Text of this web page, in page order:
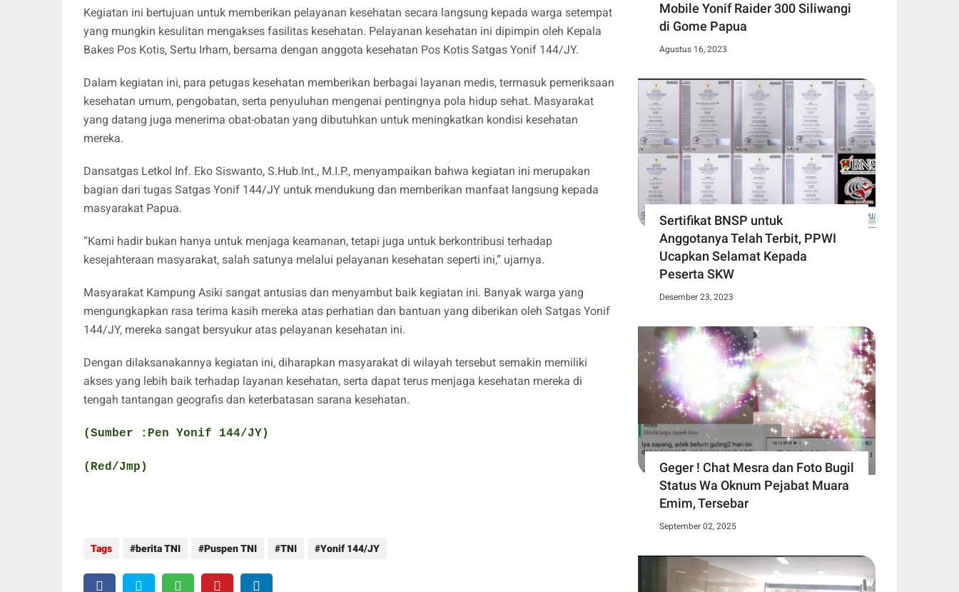
Kegiatan ini bertujuan untuk memberikan pelayanan kesehatan secara langsung kepada warga setempat
yang mungkin kesulitan mengakses fasilitas kesehatan. Pelayanan kesehatan ini dipimpin oleh Kepala
Bakes Pos Kotis, Sertu Irham, bersama dengan anggota kesehatan Pos Kotis Satgas Yonif 144/JY.
Dalam kegiatan ini, para petugas kesehatan memberikan berbagai layanan medis, termasuk pemeriksaan
kesehatan umum, pengobatan, serta penyuluhan mengenai pentingnya pola hidup sehat. Masyarakat
yang datang juga menerima obat-obatan yang dibutuhkan untuk meningkatkan kondisi kesehatan
mereka.
Dansatgas Letkol Inf. Eko Siswanto, S.Hub.Int., M.I.P., menyampaikan bahwa kegiatan ini merupakan
bagian dari tugas Satgas Yonif 144/JY untuk mendukung dan memberikan manfaat langsung kepada
masyarakat Papua.
“Kami hadir bukan hanya untuk menjaga keamanan, tetapi juga untuk berkontribusi terhadap
kesejahteraan masyarakat, salah satunya melalui pelayanan kesehatan seperti ini,” ujarnya.
Masyarakat Kampung Asiki sangat antusias dan menyambut baik kegiatan ini. Banyak warga yang
mengungkapkan rasa terima kasih mereka atas perhatian dan bantuan yang diberikan oleh Satgas Yonif
144/JY, mereka sangat bersyukur atas pelayanan kesehatan ini.
Dengan dilaksanakannya kegiatan ini, diharapkan masyarakat di wilayah tersebut semakin memiliki
akses yang lebih baik terhadap layanan kesehatan, serta dapat terus menjaga kesehatan mereka di
tengah tantangan geografis dan keterbatasan sarana kesehatan.
(Sumber :Pen Yonif 144/JY)
(Red/Jmp)
Tags berita TNI Puspen TNI TNI Yonif 144/JY
Mobile Yonif Raider 300 Siliwangi
di Gome Papua
Agustus 16, 2023
Sertifikat BNSP untuk
Anggotanya Telah Terbit, PPWI
Ucapkan Selamat Kepada
Peserta SKW
Desember 23, 2023
Geger ! Chat Mesra dan Foto Bugil
Status Wa Oknum Pejabat Muara
Emim, Tersebar
September 02, 2025